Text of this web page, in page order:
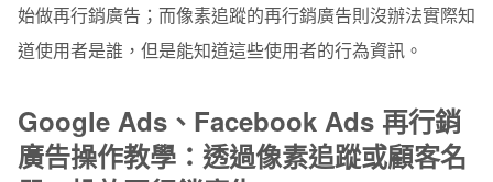
始做再行銷廣告；而像素追蹤的再行銷廣告則沒辦法實際知
道使用者是誰，但是能知道這些使用者的行為資訊。
Google Ads、Facebook Ads 再行銷
廣告操作教學： 透過像素追蹤或顧客名